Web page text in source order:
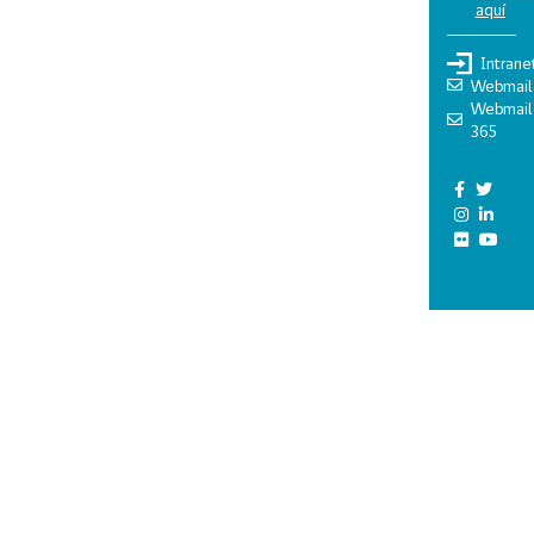
aquí
Webmail
Webmail
365